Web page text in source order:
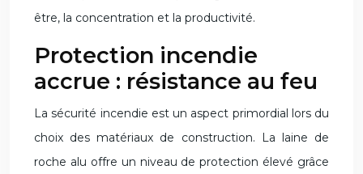
être, la concentration et la productivité.
Protection incendie
accrue : résistance au feu
La sécurité incendie est un aspect primordial lors du
choix des matériaux de construction. La laine de
roche alu offre un niveau de protection élevé grâce